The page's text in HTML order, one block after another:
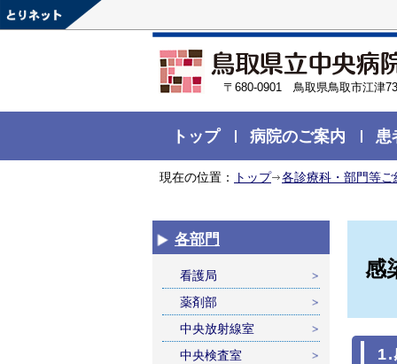
〒680-0901 鳥取県鳥取市江津
トップ 病院のご案内 患
現在の位置： トップ 各診療科・部門等ご
各部門
看護局
薬剤部
中央放射線室
中央検査室
感
1.